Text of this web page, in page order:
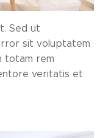
Sed ut
sit voluptatem
totam rem
veritatis et